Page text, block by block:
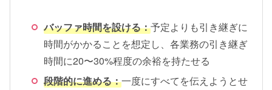
バッファ時間を設ける：予定よりも引き継ぎに
時間がかかることを想定し、各業務の引き継ぎ
時間に20〜30%程度の余裕を持たせる
段階的に進める：一度にすべてを伝えようとせ